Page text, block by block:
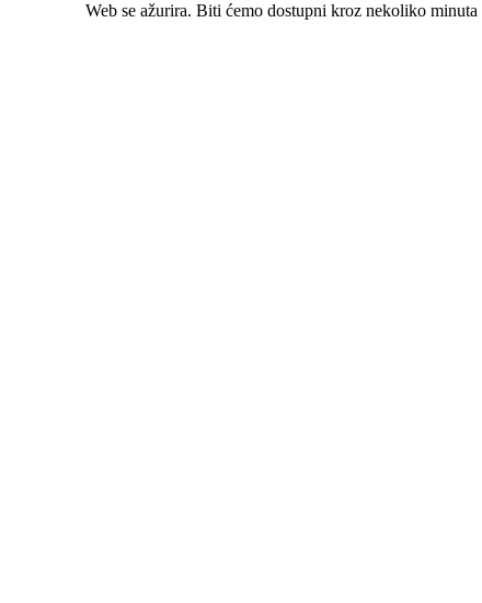
Web se ažurira. Biti ćemo dostupni kroz nekoliko minuta